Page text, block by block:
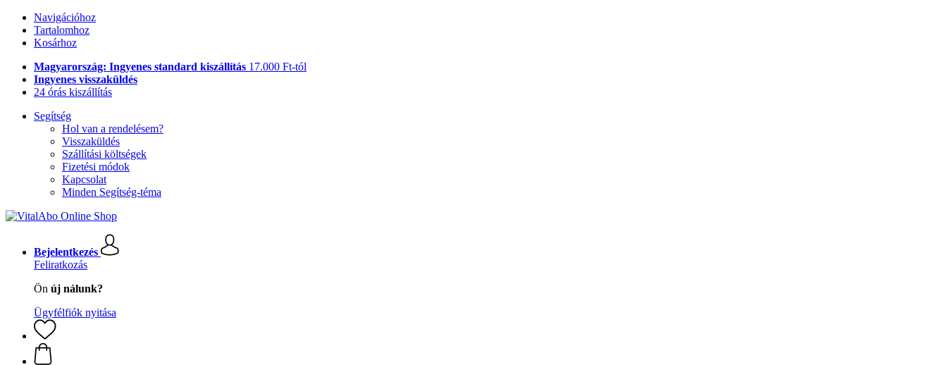
Navigációhoz
Tartalomhoz
Kosárhoz
Magyarország: Ingyenes standard kiszállítás 17.000 Ft-tól
Ingyenes visszaküldés
24 órás kiszállítás
Segítség
Hol van a rendelésem?
Visszaküldés
Szállítási költségek
Fizetési módok
Kapcsolat
Minden Segítség-téma
Bejelentkezés
Feliratkozás
Ön új nálunk?
Ügyfélfiók nyitása